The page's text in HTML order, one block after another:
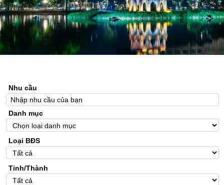
Nhu cầu
Danh mục
Loại BĐS
Tỉnh/Thành